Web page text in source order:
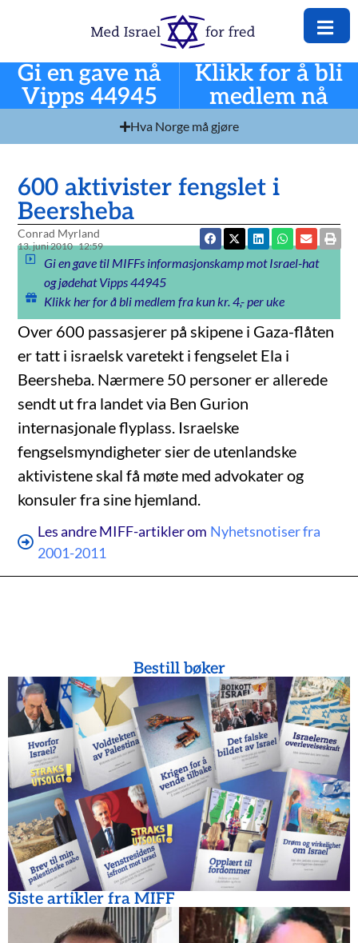
Gi en gave nå
Vipps 44945
Klikk for å bli
medlem nå
Hva Norge må gjøre
600 aktivister fengslet i
Beersheba
Conrad Myrland
13. juni 2010 12:59
Gi en gave til MIFFs informasjonskamp mot Israel-hat
og jødehat Vipps 44945
Klikk her for å bli medlem fra kun kr. 4,- per uke
Over 600 passasjerer på skipene i Gaza-flåten
er tatt i israelsk varetekt i fengselet Ela i
Beersheba. Nærmere 50 personer er allerede
sendt ut fra landet via Ben Gurion
internasjonale flyplass. Israelske
fengselsmyndigheter sier de utenlandske
aktivistene skal få møte med advokater og
konsuler fra sine hjemland.
Les andre MIFF-artikler om Nyhetsnotiser fra
2001-2011
Bestill bøker
Siste artikler fra MIFF